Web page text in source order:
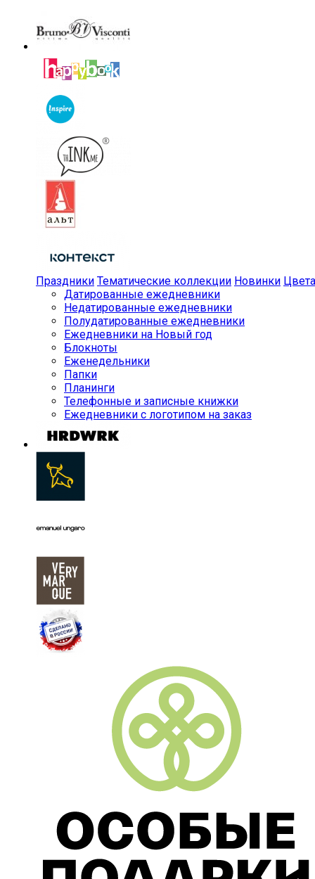
Праздники Тематические коллекции Новинки Цвета
Датированные ежедневники
Недатированные ежедневники
Полудатированные ежедневники
Ежедневники на Новый год
Блокноты
Еженедельники
Папки
Планинги
Телефонные и записные книжки
Ежедневники с логотипом на заказ